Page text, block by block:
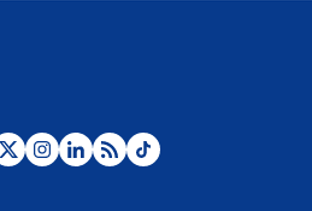
"No hubo fraude ni posibilidad de